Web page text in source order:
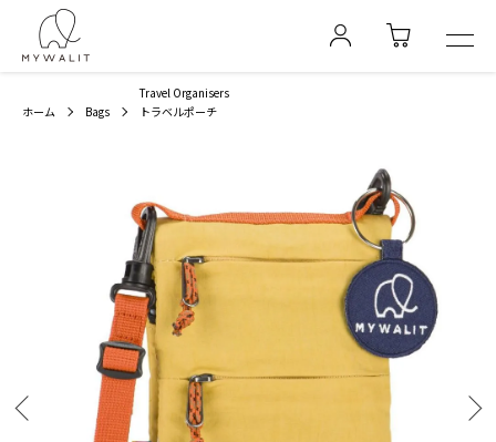
ホーム Bags
Travel Organisers
トラベルポーチ